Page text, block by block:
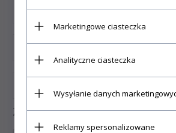
Zapytanie:
Marketingowe ciasteczka
Analityczne ciasteczka
Wysyłanie danych
Reklamy spersonalizowane